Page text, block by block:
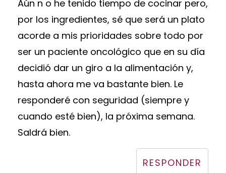
Aún n o he tenido tiempo de cocinar pero,
por los ingredientes, sé que será un plato
acorde a mis prioridades sobre todo por
ser un paciente oncológico que en su día
decidió dar un giro a la alimentación y,
hasta ahora me va bastante bien. Le
responderé con seguridad (siempre y
cuando esté bien), la próxima semana.
Saldrá bien.
RESPONDER